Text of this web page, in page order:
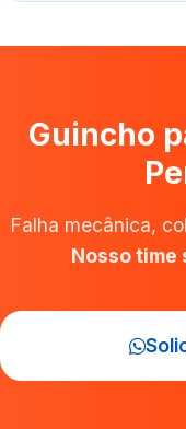
Guincho
Falha mecânica,
Nosso time